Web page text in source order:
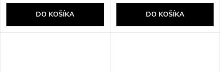
DO KOŠÍKA DO KOŠÍKA